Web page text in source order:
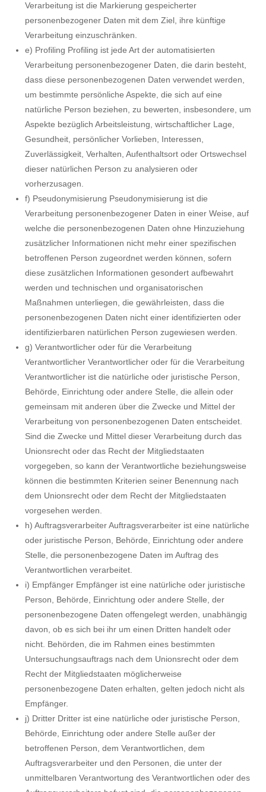
Verarbeitung ist die Markierung gespeicherter
personenbezogener Daten mit dem Ziel, ihre künftige
Verarbeitung einzuschränken.
e) Profiling Profiling ist jede Art der automatisierten
Verarbeitung personenbezogener Daten, die darin besteht,
dass diese personenbezogenen Daten verwendet werden,
um bestimmte persönliche Aspekte, die sich auf eine
natürliche Person beziehen, zu bewerten, insbesondere, um
Aspekte bezüglich Arbeitsleistung, wirtschaftlicher Lage,
Gesundheit, persönlicher Vorlieben, Interessen,
Zuverlässigkeit, Verhalten, Aufenthaltsort oder Ortswechsel
dieser natürlichen Person zu analysieren oder
vorherzusagen.
f) Pseudonymisierung Pseudonymisierung ist die
Verarbeitung personenbezogener Daten in einer Weise, auf
welche die personenbezogenen Daten ohne Hinzuziehung
zusätzlicher Informationen nicht mehr einer spezifischen
betroffenen Person zugeordnet werden können, sofern
diese zusätzlichen Informationen gesondert aufbewahrt
werden und technischen und organisatorischen
Maßnahmen unterliegen, die gewährleisten, dass die
personenbezogenen Daten nicht einer identifizierten oder
identifizierbaren natürlichen Person zugewiesen werden.
g) Verantwortlicher oder für die Verarbeitung
Verantwortlicher Verantwortlicher oder für die Verarbeitung
Verantwortlicher ist die natürliche oder juristische Person,
Behörde, Einrichtung oder andere Stelle, die allein oder
gemeinsam mit anderen über die Zwecke und Mittel der
Verarbeitung von personenbezogenen Daten entscheidet.
Sind die Zwecke und Mittel dieser Verarbeitung durch das
Unionsrecht oder das Recht der Mitgliedstaaten
vorgegeben, so kann der Verantwortliche beziehungsweise
können die bestimmten Kriterien seiner Benennung nach
dem Unionsrecht oder dem Recht der Mitgliedstaaten
vorgesehen werden.
h) Auftragsverarbeiter Auftragsverarbeiter ist eine natürliche
oder juristische Person, Behörde, Einrichtung oder andere
Stelle, die personenbezogene Daten im Auftrag des
Verantwortlichen verarbeitet.
i) Empfänger Empfänger ist eine natürliche oder juristische
Person, Behörde, Einrichtung oder andere Stelle, der
personenbezogene Daten offengelegt werden, unabhängig
davon, ob es sich bei ihr um einen Dritten handelt oder
nicht. Behörden, die im Rahmen eines bestimmten
Untersuchungsauftrags nach dem Unionsrecht oder dem
Recht der Mitgliedstaaten möglicherweise
personenbezogene Daten erhalten, gelten jedoch nicht als
Empfänger.
j) Dritter Dritter ist eine natürliche oder juristische Person,
Behörde, Einrichtung oder andere Stelle außer der
betroffenen Person, dem Verantwortlichen, dem
Auftragsverarbeiter und den Personen, die unter der
unmittelbaren Verantwortung des Verantwortlichen oder des